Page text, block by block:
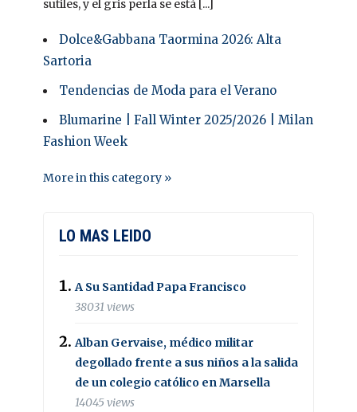
sutiles, y el gris perla se está [...]
Dolce&Gabbana Taormina 2026: Alta
Sartoria
Tendencias de Moda para el Verano
Blumarine | Fall Winter 2025/2026 | Milan
Fashion Week
More in this category »
LO MAS LEIDO
A Su Santidad Papa Francisco
38031 views
Alban Gervaise, médico militar
degollado frente a sus niños a la salida
de un colegio católico en Marsella
14045 views